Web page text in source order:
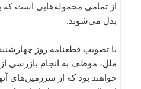
از تمامی محموله‌‌هایی است که
بدل می‌شوند.
با تصویب قطعنامه روز
ملل، موظف به انجام بازرسی
خواهند بود که از سرزمین‌های